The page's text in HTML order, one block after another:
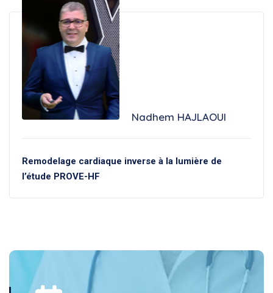
Nadhem HAJLAOUI
Remodelage cardiaque inverse à la lumière de
l’étude PROVE-HF